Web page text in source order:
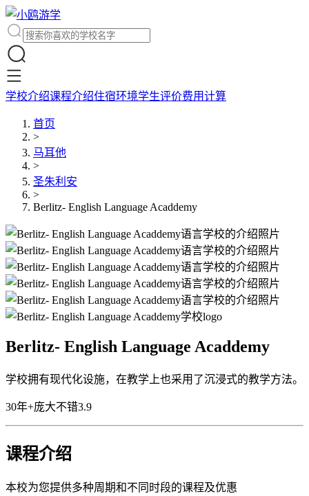
学校介绍课程介绍住宿环境学生评价费用计算
首页
>
马耳他
>
圣朱利安
>
Berlitz- English Language Acaddemy
Berlitz- English Language Acaddemy
学校拥有现代化设施，在教学上也采用了沉浸式的教学方法。
30年+庞大不错3.9
课程介绍
本校为您提供多种周期和不同时段的课程及优惠